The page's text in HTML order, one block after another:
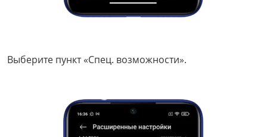
Выберите пункт «Спец. возможности».